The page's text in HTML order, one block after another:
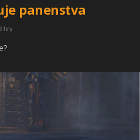
panenstva
hry